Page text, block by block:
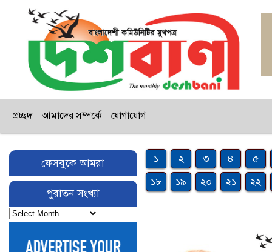
প্রচ্ছদ আমাদের সম্পর্কে যোগাযোগ
ফেসবুকে আমরা
পুরাতন সংখ্যা
পুরাতন
সংখ্যা
১ ২ ৩ ৪
৫
১৮
১৯ ২০ ২১ ২২